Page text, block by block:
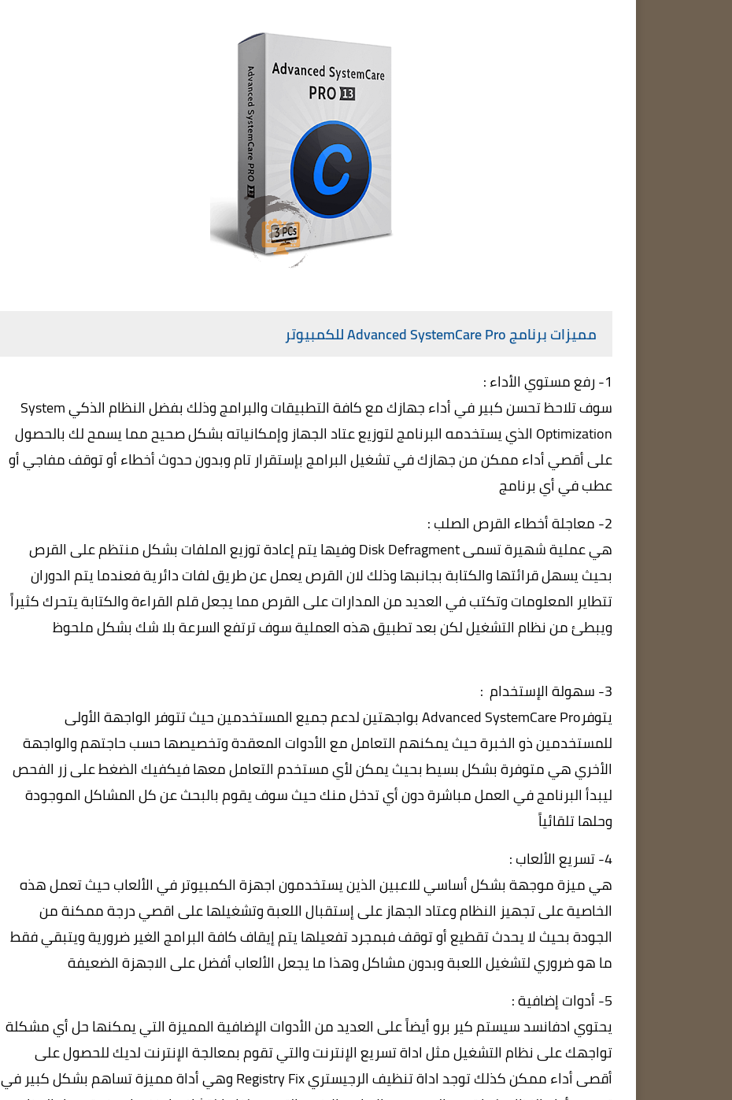
مميزات برنامج Advanced SystemCare Pro للكمبيوتر
1- رفع مستوي الأداء :
سوف تلاحظ تحسن كبير في أداء جهازك مع كافة التطبيقات والبرامج وذلك بفضل النظام الذكي System
Optimization الذي يستخدمه البرنامج لتوزيع عتاد الجهاز وإمكانياته بشكل صحيح مما يسمح لك بالحصول
على أقصي أداء ممكن من جهازك في تشغيل البرامج بإستقرار تام وبدون حدوث أخطاء أو توقف مفاجي أو
عطب في أي برنامج
2- معاجلة أخطاء القرص الصلب :
هي عملية شهيرة تسمى Disk Defragment وفيها يتم إعادة توزيع الملفات بشكل منتظم على القرص
بحيث يسهل قرائتها والكتابة بجانبها وذلك لان القرص يعمل عن طريق لفات دائرية فعندما يتم الدوران
تتطاير المعلومات وتكتب في العديد من المدارات على القرص مما يجعل قلم القراءة والكتابة يتحرك كثيراً
ويبطئ من نظام التشغيل لكن بعد تطبيق هذه العملية سوف ترتفع السرعة بلا شك بشكل ملحوظ
3- سهولة الإستخدام :
يتوفرAdvanced SystemCare Pro بواجهتين لدعم جميع المستخدمين حيث تتوفر الواجهة الأولى
للمستخدمين ذو الخبرة حيث يمكنهم التعامل مع الأدوات المعقدة وتخصيصها حسب حاجتهم والواجهة
الأخري هي متوفرة بشكل بسيط بحيث يمكن لأي مستخدم التعامل معها فيكفيك الضغط على زر الفحص
ليبدأ البرنامج في العمل مباشرة دون أي تدخل منك حيث سوف يقوم بالبحث عن كل المشاكل الموجودة
وحلها تلقائياً
4- تسريع الألعاب :
هي ميزة موجهة بشكل أساسي للاعبين الذين يستخدمون اجهزة الكمبيوتر في الألعاب حيث تعمل هذه
الخاصية على تجهيز النظام وعتاد الجهاز على إستقبال اللعبة وتشغيلها على اقصي درجة ممكنة من
الجودة بحيث لا يحدث تقطيع أو توقف فبمجرد تفعيلها يتم إيقاف كافة البرامج الغير ضرورية ويتبقي فقط
ما هو ضروري لتشغيل اللعبة وبدون مشاكل وهذا ما يجعل الألعاب أفضل على الاجهزة الضعيفة
5- أدوات إضافية :
يحتويادفانسد سيستم كير بروأيضاً على العديد من الأدوات الإضافية المميزة التي يمكنها حل أي مشكلة
تواجهك على نظام التشغيل مثل اداة تسريع الإنترنت والتي تقوم بمعالجة الإنترنت لديك للحصول على
أقصى أداء ممكن كذلك توجد اداة تنظيف الرجيستري Registry Fix وهي أداة مميزة تساهم بشكل كبير في